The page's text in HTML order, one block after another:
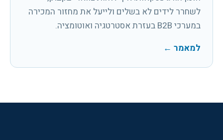
לשחרר לידים לא בשלים ולייעל את מחזור המכירה
במערכי B2B בעזרת אסטרטגיה ואוטומציה.
למאמר ←